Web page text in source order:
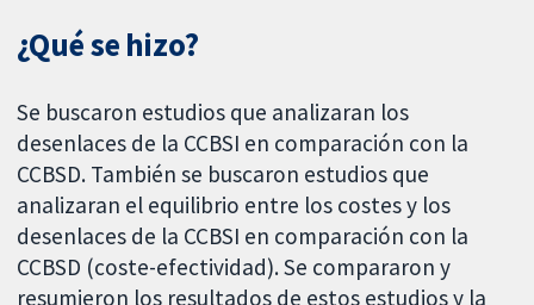
¿Qué se hizo?
Se buscaron estudios que analizaran los
desenlaces de la CCBSI en comparación con la
CCBSD. También se buscaron estudios que
analizaran el equilibrio entre los costes y los
desenlaces de la CCBSI en comparación con la
CCBSD (coste-efectividad). Se compararon y
resumieron los resultados de estos estudios y la